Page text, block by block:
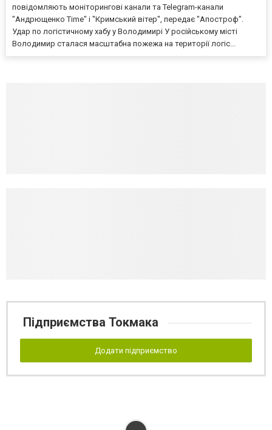
повідомляють моніторингові канали та Telegram-канали
"Андрющенко Time" і "Кримський вітер", передає "Апостроф".
Удар по логістичному хабу у Володимирі У російському місті
Володимир сталася масштабна пожежа на території логіс...
Підприємства Токмака
Додати підприємство